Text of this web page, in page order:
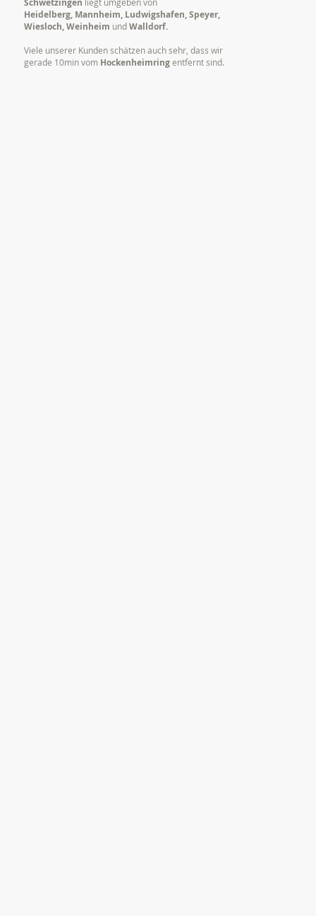
Schwetzingen
Heidelberg, Mannheim, Ludwigshafen, Speyer,
Wiesloch, Weinheim undWalldorf.
Viele unserer Kunden schätzen auch sehr, dass wir
gerade 10min vom Hockenheimringentfernt sind.